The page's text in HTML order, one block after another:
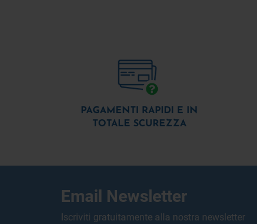
PAGAMENTI RAPIDI E IN
TOTALE SCUREZZA
Email Newsletter
Iscriviti gratuitamente alla nostra newsletter